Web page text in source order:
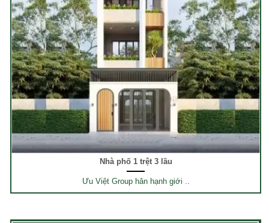
Nhà phố 1 trệt 3 lầu
Ưu Việt Group hân hạnh giới ..